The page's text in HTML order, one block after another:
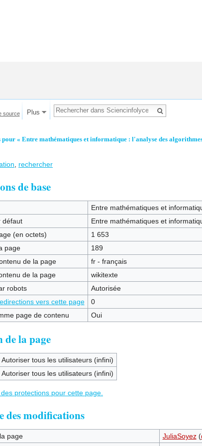
« Entre mathématiques et informatique : l'analyse des
rechercher
de base
Entre mathématiques et
défaut
Entre mathématiques et
(en octets)
1 653
page
189
de la page
fr - français
de la page
wikitexte
robots
Autorisée
vers cette page
0
page de contenu
Oui
de la page
Autoriser tous les utilisateurs (infini)
Autoriser tous les utilisateurs (infini)
protections pour cette page.
des modifications
page JuliaSoyez (
source Plus